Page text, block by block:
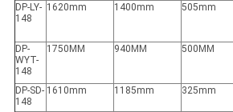
DP-LY-
148
1620mm 1400mm 505mm
DP-
WYT-
148
1750MM 940MM 500MM
DP-SD-
148
1610mm 1185mm 325mm